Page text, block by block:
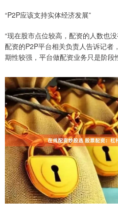
“P2P应该支持实体经济发展”
“现在股市点位较高，配资的人数也
配资的P2P平台相关负责人告诉记者
期性较强，平台做配资业务只是阶段